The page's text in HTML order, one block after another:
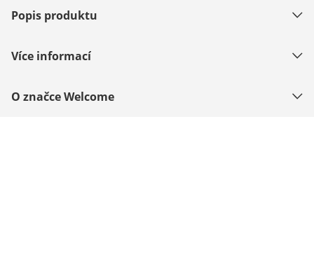
Popis produktu
Více informací
O značce Welcome